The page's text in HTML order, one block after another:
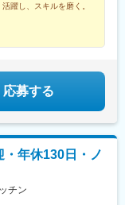
躍し、スキルを磨く。
応募する
・年休130日・ノ
チン